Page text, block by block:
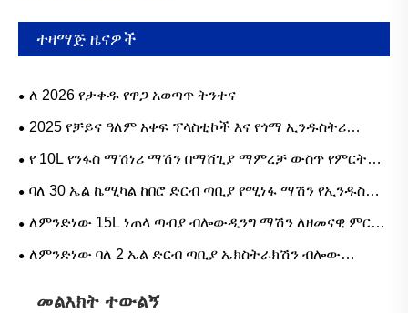
ተዛማጅ ዜናዎች
ለ 2026 የታቀዱ የዋጋ አወጣጥ ትንተና
2025 የቻይና ዓለም አቀፍ ፕላስቲኮች እና የጎማ ኢንዱስትሪ
ኤግዚቢሽን (ቺንፓላዎች)
የ 10L የንፋስ ማሽነሪ ማሽን በማሸጊያ ማምረቻ ውስጥ የምርት
ውጤታማነትን እንዴት ያሻሽላል?
ባለ 30 ኤል ኬሚካል ከበሮ ድርብ ጣቢያ የሚነፋ ማሽን የኢንዱስትሪ
ኮንቴይነሮችን ምርት እንዴት ያሻሽላል?
ለምንድነው 15L ነጠላ ጣብያ ብሎውዲንግ ማሽን ለዘመናዊ ምርት
ለምንድነው ባለ 2 ኤል ድርብ ጣቢያ ኤክስትራክሽን ብሎው
የሆነው?
መልእክት ተውልኝ